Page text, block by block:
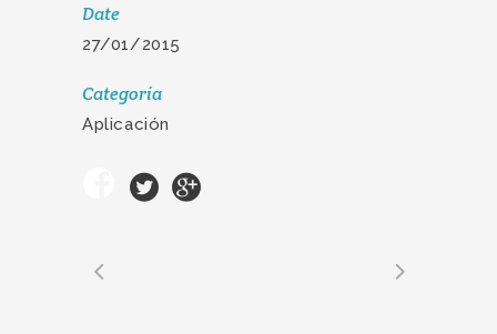
Date
27/01/2015
Categoría
Aplicación